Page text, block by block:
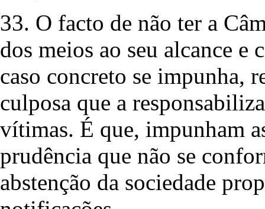
33. O facto de não ter a
dos meios ao seu alcance
caso concreto se impunha,
culposa que a
vítimas. É que, impunham
prudência que não se
abstenção da sociedade